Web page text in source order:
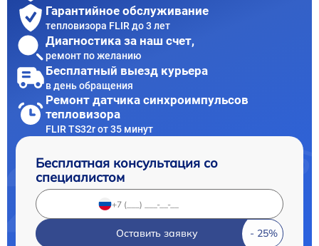
Гарантийное обслуживание
тепловизора FLIR до 3 лет
Диагностика за наш счет,
ремонт по желанию
Бесплатный выезд курьера
в день обращения
Ремонт датчика синхроимпульсов
тепловизора
FLIR TS32r от 35 минут
Бесплатная консультация со
специалистом
Оставить заявку